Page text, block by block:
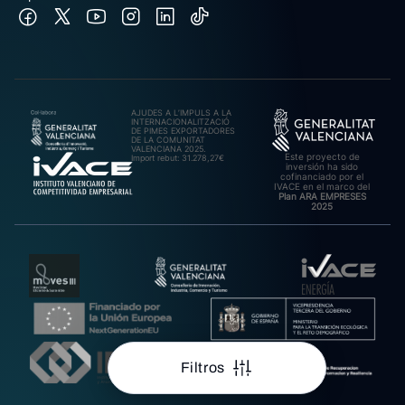
Filtros
AJUDES A L’IMPULS A LA
INTERNACIONALITZACIÓ
DE PIMES EXPORTADORES
DE LA COMUNITAT
VALENCIANA 2025.
Import rebut: 31.278,27€
Este proyecto de
inversión ha sido
cofinanciado por el
IVACE en el marco del
Plan ARA EMPRESES
2025